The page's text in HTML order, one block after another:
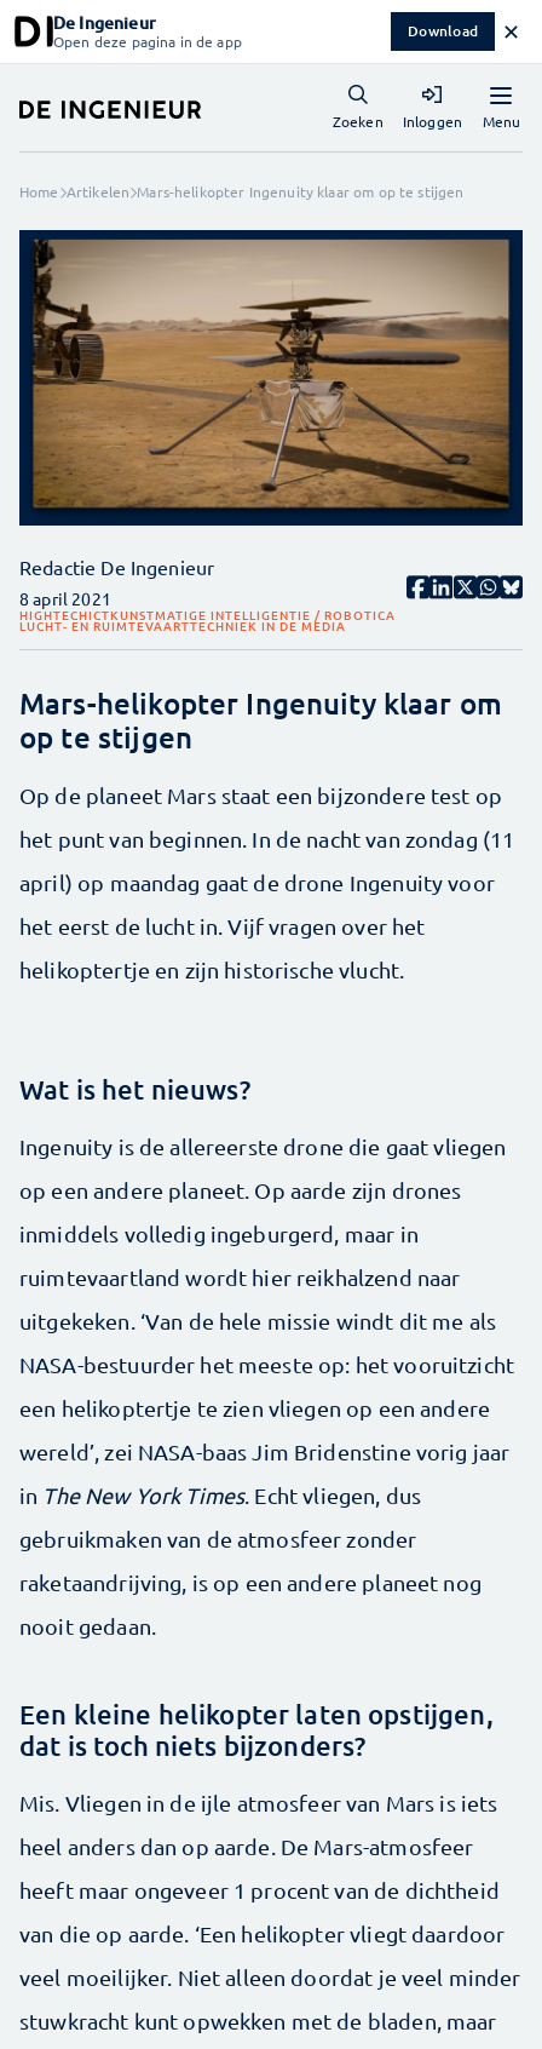
De Ingenieur
Open deze pagina in de app Download ✕
Menu
Zoeken Inloggen
Home Artikelen Mars-helikopter Ingenuity klaar om op te stijgen
Redactie De Ingenieur
8 april 2021
HIGHTECHICTKUNSTMATIGE INTELLIGENTIE / ROBOTICA
LUCHT- EN RUIMTEVAARTTECHNIEK IN DE MEDIA
Mars-helikopter Ingenuity klaar om
op te stijgen
Op de planeet Mars staat een bijzondere test op
het punt van beginnen. In de nacht van zondag (11
april) op maandag gaat de drone Ingenuity voor
het eerst de lucht in. Vijf vragen over het
helikoptertje en zijn historische vlucht.
Wat is het nieuws?
Ingenuity is de allereerste drone die gaat vliegen
op een andere planeet. Op aarde zijn drones
inmiddels volledig ingeburgerd, maar in
ruimtevaartland wordt hier reikhalzend naar
uitgekeken. ‘Van de hele missie windt dit me als
NASA-bestuurder het meeste op: het vooruitzicht
een helikoptertje te zien vliegen op een andere
wereld’, zei NASA-baas Jim Bridenstine vorig jaar
in The New York Times. Echt vliegen, dus
gebruikmaken van de atmosfeer zonder
raketaandrijving, is op een andere planeet nog
nooit gedaan.
Een kleine helikopter laten opstijgen,
dat is toch niets bijzonders?
Mis. Vliegen in de ijle atmosfeer van Mars is iets
heel anders dan op aarde. De Mars-atmosfeer
heeft maar ongeveer 1 procent van de dichtheid
van die op aarde. ‘Een helikopter vliegt daardoor
veel moeilijker. Niet alleen doordat je veel minder
stuwkracht kunt opwekken met de bladen, maar